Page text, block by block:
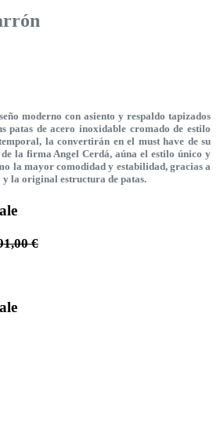
moderno con asiento y respaldo tapizados
patas de acero inoxidable cromado de estilo
la convertirán en el must have de su
la firma Angel Cerdá, aúna el estilo único y
la mayor comodidad y estabilidad, gracias a
la original estructura de patas.
€